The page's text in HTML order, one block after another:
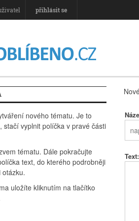
přihlásit se
Text:
nového tématu. Je to
stačí vyplnit políčka v pravé části
tématu. Dále pokračujte
text, do kterého podrobněji
otázku.
uložíte kliknutím na tlačítko